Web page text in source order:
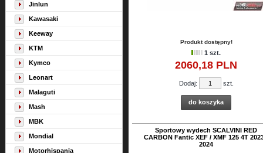
Jinlun
Kawasaki
Keeway
KTM
Kymco
Leonart
Malaguti
Mash
MBK
Mondial
Motorhispania
Produkt dostępny!
1 szt.
2060,18 PLN
Dodaj: szt.
do koszyka
Sportowy wydech SCALVINI RED
CARBON Fantic XEF / XMF 125 4T
2024